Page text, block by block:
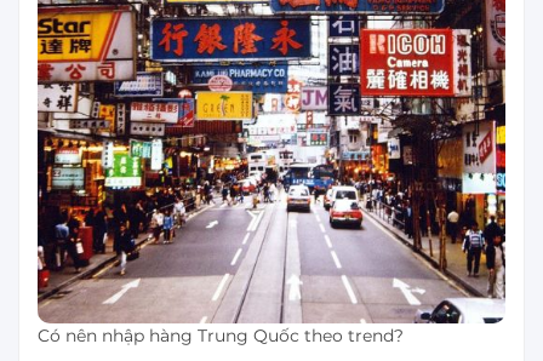
Có nên nhập hàng Trung Quốc theo trend?